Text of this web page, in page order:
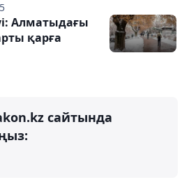
Алматыдағы
қарға
сайтында